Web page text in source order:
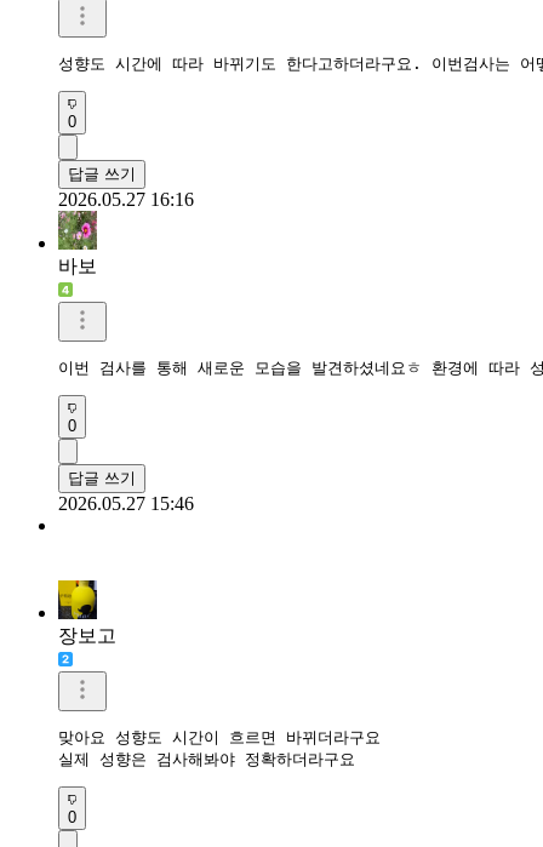
성향도 시간에 따라 바뀌기도 한다고하더라구요. 이번검사는 어
0
답글 쓰기
2026.05.27 16:16
바보
이번 검사를 통해 새로운 모습을 발견하셨네요ㅎ 환경에 따
0
답글 쓰기
2026.05.27 15:46
장보고
맞아요 성향도 시간이 흐르면 바뀌더라구요
실제 성향은 검사해봐야 정확하더라구요
0